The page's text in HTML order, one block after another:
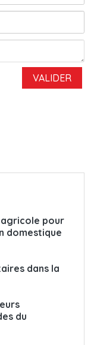
pour
domestique
dans la
du